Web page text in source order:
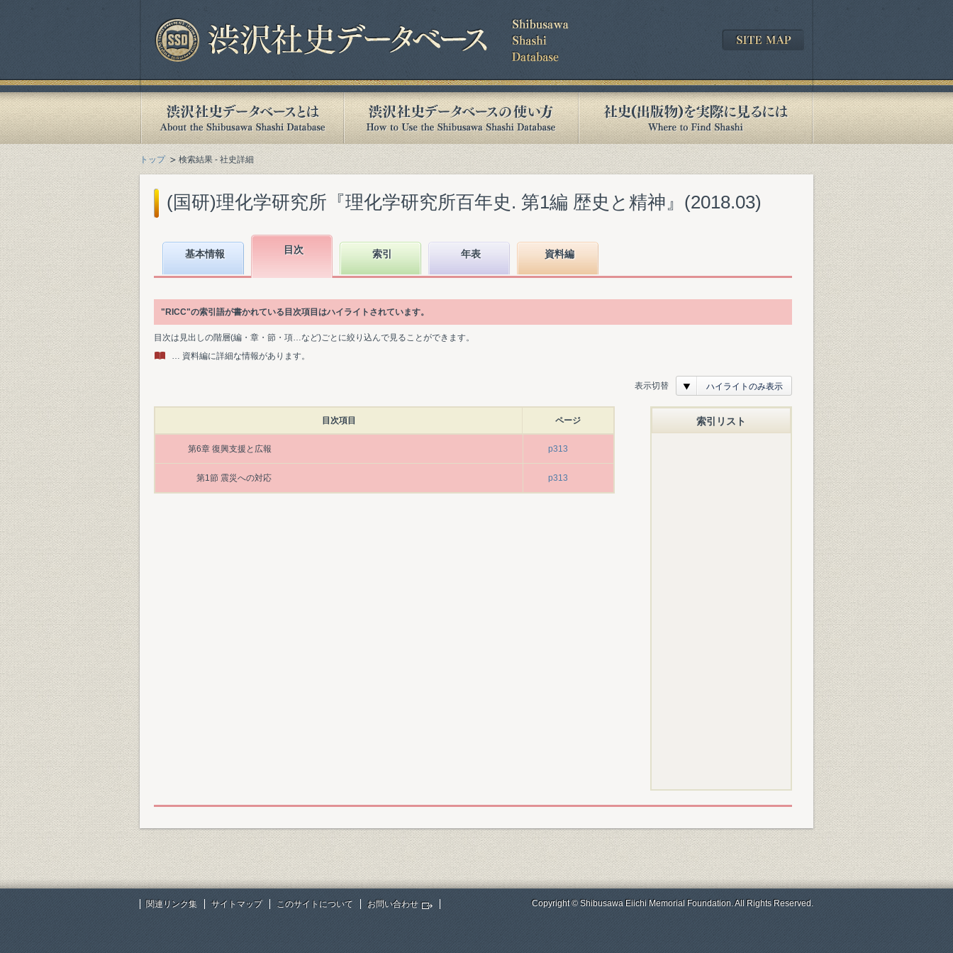
トップ 検索結果 - 社史詳細
(国研)理化学研究所『理化学研究所百年史. 第1編 歴史と精神』(2018.03)
基本情報 目次 索引 年表 資料編
"RICC"の索引語が書かれている目次項目はハイライトされています。
目次は見出しの階層(編・章・節・項…など)ごとに絞り込んで見ることができます。
… 資料編に詳細な情報があります。
表示切替 ハイライトのみ表示
目次項目 ページ
第6章 復興支援と広報 p313
第1節 震災への対応 p313
索引リスト
関連リンク集 サイトマップ このサイトについて お問い合わせ Copyright © Shibusawa Eiichi Memorial Foundation. All Rights Reserved.